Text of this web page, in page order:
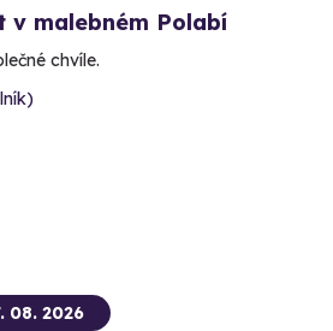
v malebném Polabí
chvíle.
08. 2026